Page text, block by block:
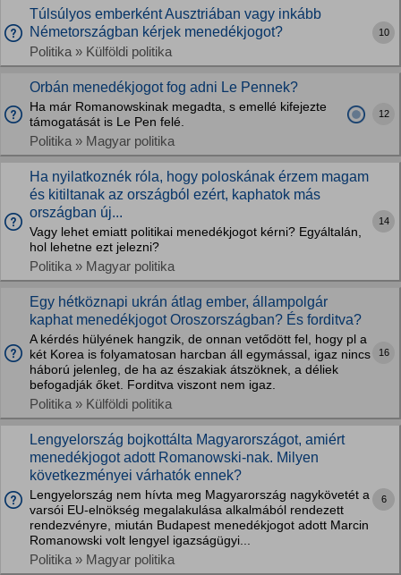
Túlsúlyos emberként Ausztriában vagy inkább
Németországban kérjek menedékjogot?
Politika » Külföldi politika
10
Orbán menedékjogot fog adni Le Pennek?
Ha már Romanowskinak megadta, s emellé kifejezte
támogatását is Le Pen felé.
Politika » Magyar politika
12
Ha nyilatkoznék róla, hogy poloskának érzem magam
és kitiltanak az országból ezért, kaphatok más
országban új...
Vagy lehet emiatt politikai menedékjogot kérni? Egyáltalán,
hol lehetne ezt jelezni?
Politika » Magyar politika
14
Egy hétköznapi ukrán átlag ember, állampolgár
kaphat menedékjogot Oroszországban? És forditva?
A kérdés hülyének hangzik, de onnan vetődött fel, hogy pl a
két Korea is folyamatosan harcban áll egymással, igaz nincs
háború jelenleg, de ha az északiak átszöknek, a déliek
befogadják őket. Forditva viszont nem igaz.
Politika » Külföldi politika
16
Lengyelország bojkottálta Magyarországot, amiért
menedékjogot adott Romanowski-nak. Milyen
következményei várhatók ennek?
Lengyelország nem hívta meg Magyarország nagykövetét a
varsói EU-elnökség megalakulása alkalmából rendezett
rendezvényre, miután Budapest menedékjogot adott Marcin
Romanowski volt lengyel igazságügyi...
Politika » Magyar politika
6